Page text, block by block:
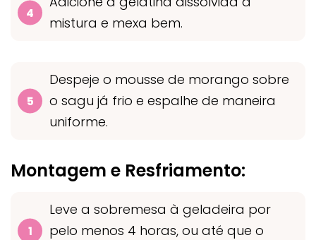
mistura e mexa bem.
Despeje o mousse de morango sobre
o sagu já frio e espalhe de maneira
uniforme.
Montagem e Resfriamento:
Leve a sobremesa à geladeira por
pelo menos 4 horas, ou até que o